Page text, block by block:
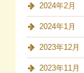
2024年2月
2024年1月
2023年12月
2023年11月